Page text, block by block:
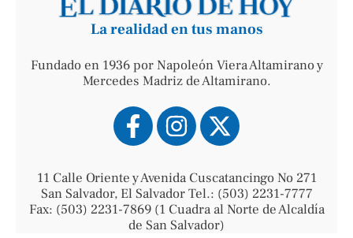
La realidad en tus manos
Fundado en 1936 por Napoleón Viera Altamirano y
Mercedes Madriz de Altamirano.
11 Calle Oriente y Avenida Cuscatancingo No 271
San Salvador, El Salvador Tel.: (503) 2231-7777
Fax: (503) 2231-7869 (1 Cuadra al Norte de Alcaldía
de San Salvador)